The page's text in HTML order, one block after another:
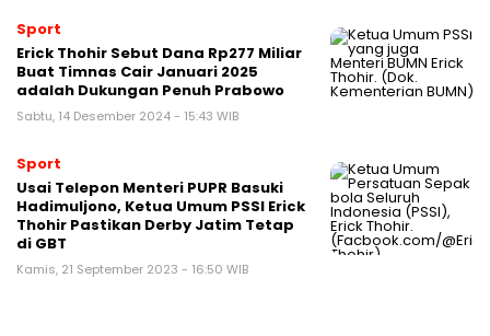
Sport
Erick Thohir Sebut Dana Rp277 Miliar
Buat Timnas Cair Januari 2025
adalah Dukungan Penuh Prabowo
Sabtu, 14 Desember 2024 - 15:43 WIB
Sport
Usai Telepon Menteri PUPR Basuki
Hadimuljono, Ketua Umum PSSI Erick
Thohir Pastikan Derby Jatim Tetap
di GBT
Kamis, 21 September 2023 - 16:50 WIB